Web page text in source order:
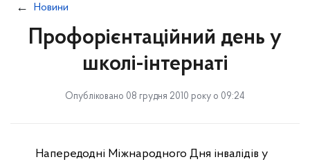
Новини
Профорієнтаційний день у
школі-інтернаті
Опубліковано 08 грудня 2010 року о 09:24
Напередодні Міжнародного Дня інвалідів у